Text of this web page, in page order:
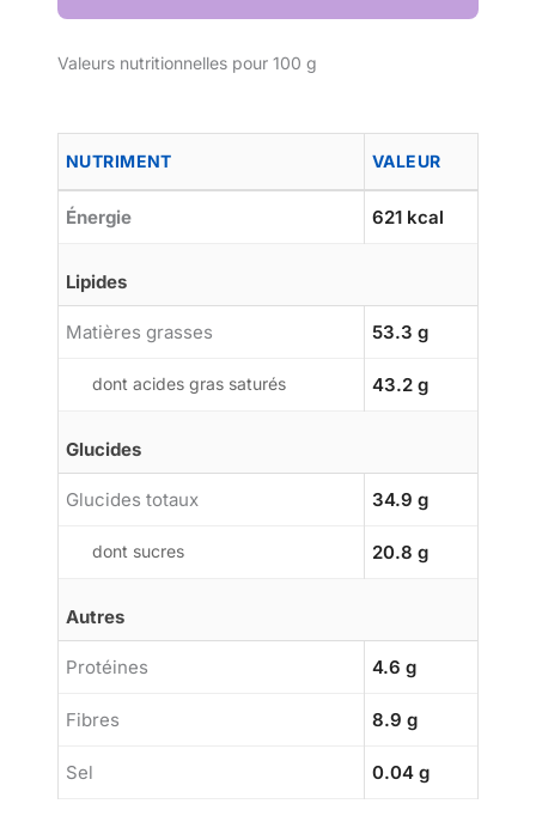
Valeurs nutritionnelles pour 100 g
NUTRIMENT VALEUR
Énergie 621 kcal
Lipides
Matières grasses 53.3 g
dont acides gras saturés 43.2 g
Glucides
Glucides totaux 34.9 g
dont sucres 20.8 g
Autres
Protéines 4.6 g
Fibres 8.9 g
Sel 0.04 g